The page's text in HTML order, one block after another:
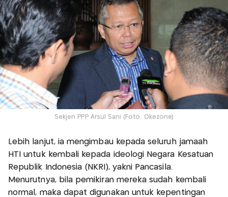
Sekjen PPP Arsul Sani (Foto: Okezone)
Lebih lanjut, ia mengimbau kepada seluruh jamaah
HTI untuk kembali kepada ideologi Negara Kesatuan
Republik Indonesia (NKRI), yakni Pancasila.
Menurutnya, bila pemikiran mereka sudah kembali
normal, maka dapat digunakan untuk kepentingan